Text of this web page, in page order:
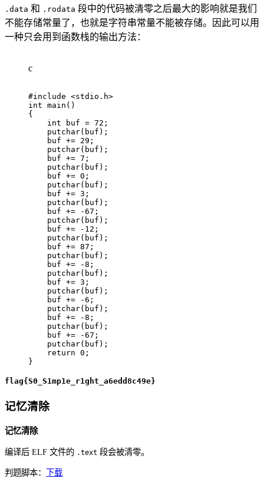
.data 和 .rodata 段中的代码被清零之后最大的影响就是我们
不能存储常量了，也就是字符串常量不能被存储。因此可以用
一种只会用到函数栈的输出方法：
c
#include <stdio.h>
int main ( )
{
int buf = 72 ;
putchar( buf ) ;
    buf
+= 29 ;
putchar( buf ) ;
    buf
+= 7 ;
putchar( buf ) ;
    buf
+= 0 ;
putchar( buf ) ;
    buf
+= 3 ;
putchar( buf ) ;
    buf
+= -67 ;
putchar( buf ) ;
    buf
+= - 12 ;
putchar( buf ) ;
    buf
+= 87 ;
putchar( buf ) ;
    buf
+= -8 ;
putchar( buf ) ;
    buf
+= 3 ;
putchar( buf ) ;
    buf
+= -6 ;
putchar( buf ) ;
    buf
+= -8 ;
putchar( buf ) ;
    buf
+= -67 ;
putchar( buf ) ;
return 0 ;
}
flag{S0_S1mp1e_r1ght_a6edd8c49e}
记忆清除
记忆清除
编译后 ELF 文件的 .text 段会被清零。
判题脚本： 下载